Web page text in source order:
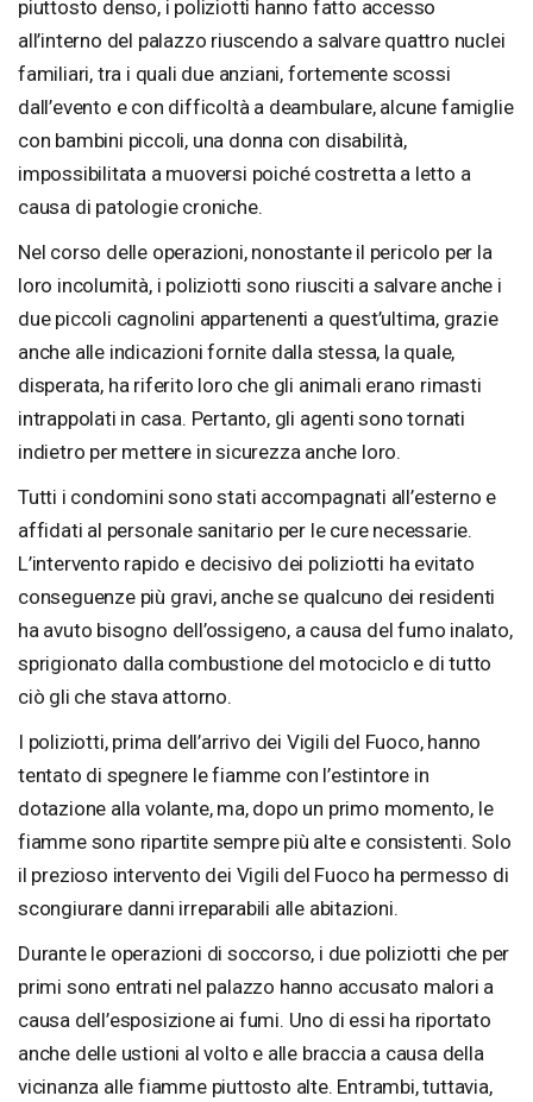
piuttosto denso, i poliziotti hanno fatto accesso
all’interno del palazzo riuscendo a salvare quattro nuclei
familiari, tra i quali due anziani, fortemente scossi
dall’evento e con difficoltà a deambulare, alcune famiglie
con bambini piccoli, una donna con disabilità,
impossibilitata a muoversi poiché costretta a letto a
causa di patologie croniche.
Nel corso delle operazioni, nonostante il pericolo per la
loro incolumità, i poliziotti sono riusciti a salvare anche i
due piccoli cagnolini appartenenti a quest’ultima, grazie
anche alle indicazioni fornite dalla stessa, la quale,
disperata, ha riferito loro che gli animali erano rimasti
intrappolati in casa. Pertanto, gli agenti sono tornati
indietro per mettere in sicurezza anche loro.
Tutti i condomini sono stati accompagnati all’esterno e
affidati al personale sanitario per le cure necessarie.
L’intervento rapido e decisivo dei poliziotti ha evitato
conseguenze più gravi, anche se qualcuno dei residenti
ha avuto bisogno dell’ossigeno, a causa del fumo inalato,
sprigionato dalla combustione del motociclo e di tutto
ciò gli che stava attorno.
I poliziotti, prima dell’arrivo dei Vigili del Fuoco, hanno
tentato di spegnere le fiamme con l’estintore in
dotazione alla volante, ma, dopo un primo momento, le
fiamme sono ripartite sempre più alte e consistenti. Solo
il prezioso intervento dei Vigili del Fuoco ha permesso di
scongiurare danni irreparabili alle abitazioni.
Durante le operazioni di soccorso, i due poliziotti che per
primi sono entrati nel palazzo hanno accusato malori a
causa dell’esposizione ai fumi. Uno di essi ha riportato
anche delle ustioni al volto e alle braccia a causa della
vicinanza alle fiamme piuttosto alte. Entrambi, tuttavia,